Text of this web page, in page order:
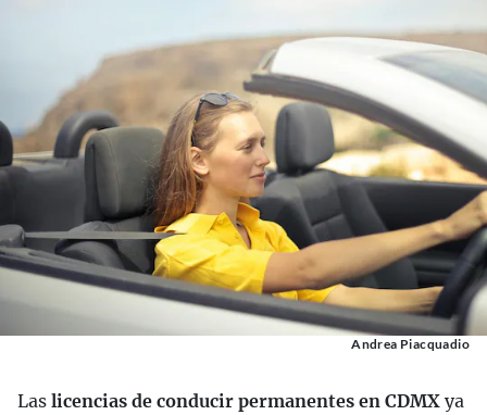
Andrea Piacquadio
Las licencias de conducir permanentes en CDMX ya